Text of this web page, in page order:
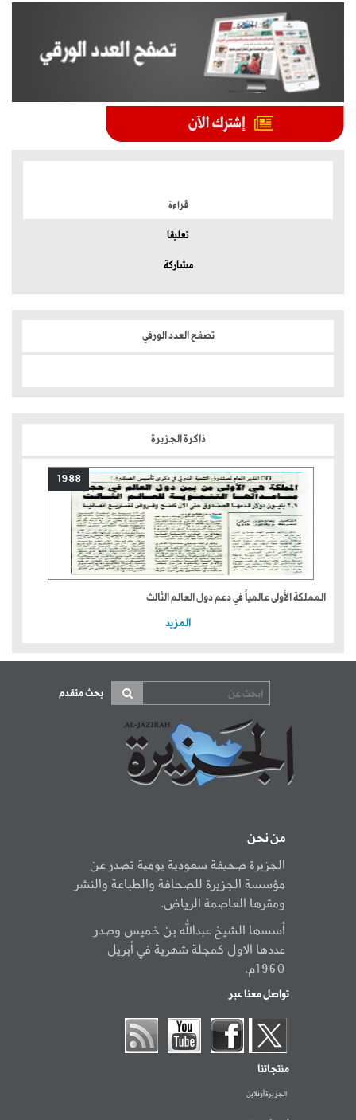
قراءة
تعليقا
مشاركة
تصفح العدد الورقي
ذاكرة الجزيرة
1988
المملكة الأولى عالمياً في دعم دول العالم الثالث
المزيد
بحث متقدم
من نحن
الجزيرة صحيفة سعودية يومية تصدر عن
مؤسسة الجزيرة للصحافة والطباعة والنشر
ومقرها العاصمة الرياض.
أسسها الشيخ عبدالله بن خميس وصدر
عددها الاول كمجلة شهرية في أبريل
1960م.
تواصل معنا عبر
منتجاتنا
الجزيرة أونلاين